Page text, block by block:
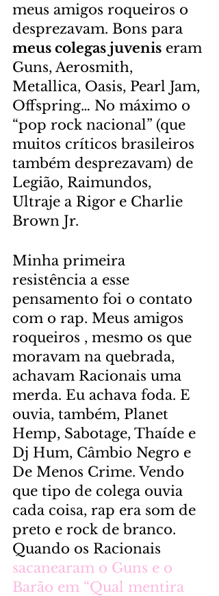
meus amigos roqueiros o
desprezavam. Bons para
meus colegas juvenis eram
Guns, Aerosmith,
Metallica, Oasis, Pearl Jam,
Offspring… No máximo o
“pop rock nacional” (que
muitos críticos brasileiros
também desprezavam) de
Legião, Raimundos,
Ultraje a Rigor e Charlie
Brown Jr.
Minha primeira
resistência a esse
pensamento foi o contato
com o rap. Meus amigos
roqueiros , mesmo os que
moravam na quebrada,
achavam Racionais uma
merda. Eu achava foda. E
ouvia, também, Planet
Hemp, Sabotage, Thaíde e
Dj Hum, Câmbio Negro e
De Menos Crime. Vendo
que tipo de colega ouvia
cada coisa, rap era som de
preto e rock de branco.
Quando os Racionais
sacanearam o Guns e o
Barão em “Qual mentira